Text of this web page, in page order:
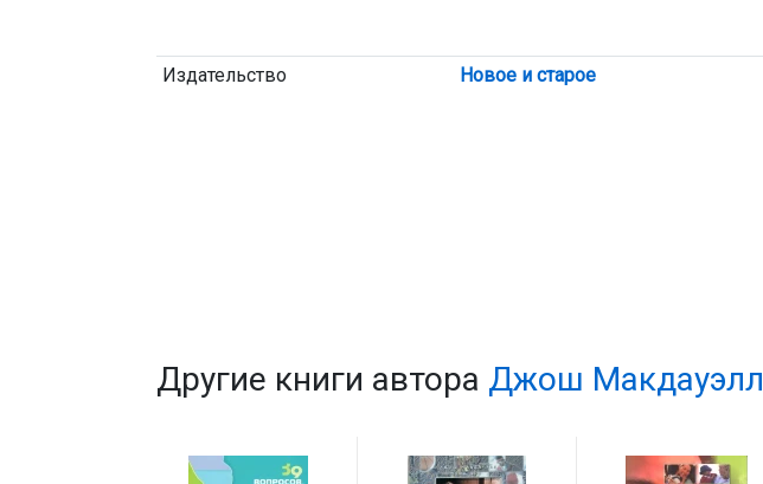
Издательство Новое и старое
Другие книги автора Джош Макдауэлл